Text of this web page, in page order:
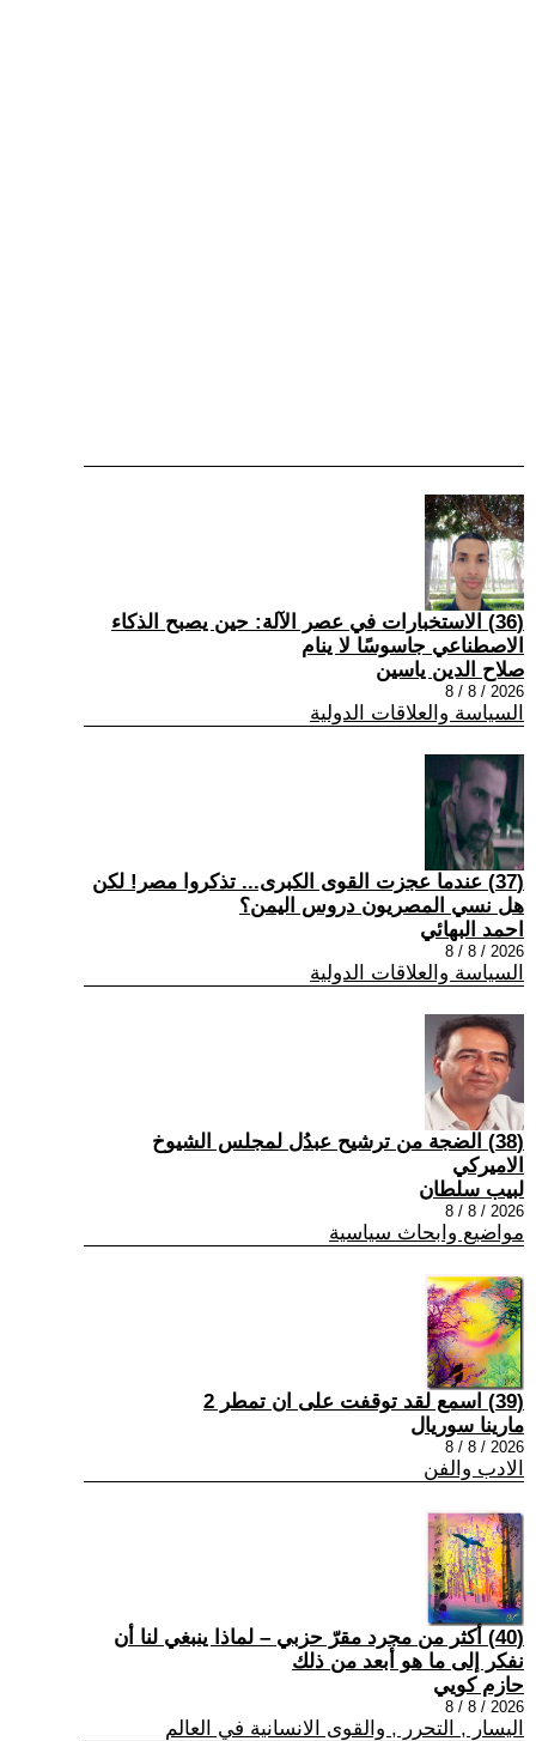
(36) الاستخبارات في عصر الآلة: حين يصبح الذكاء
الاصطناعي جاسوسًا لا ينام
صلاح الدين ياسين
2026 / 8 / 8
السياسة والعلاقات الدولية
(37) عندما عجزت القوى الكبرى... تذكروا مصر! لكن
هل نسي المصريون دروس اليمن؟
احمد البهائي
2026 / 8 / 8
السياسة والعلاقات الدولية
(38) الضجة من ترشيح عبدُل لمجلس الشيوخ
الاميركي
لبيب سلطان
2026 / 8 / 8
مواضيع وابحاث سياسية
(39) اسمع لقد توقفت على ان تمطر 2
مارينا سوريال
2026 / 8 / 8
الادب والفن
(40) أكثر من مجرد مقرّ حزبي – لماذا ينبغي لنا أن
نفكر إلى ما هو أبعد من ذلك
حازم كويي
2026 / 8 / 8
اليسار , التحرر , والقوى الانسانية في العالم